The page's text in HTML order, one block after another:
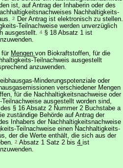
ist, auf Antrag der Inhaberin oder des
Nachhaltigkeits-
2 Der Antrag ist elektronisch zu stellen.
Teilnachweise werden unverzüglich
ausgestellt. 4 § 18 Absatz 1 ist
für Mengen von Biokraftstoffen, für die
Teilnachweis ausgestellt
anzuwenden.
Minderungspotenziale oder
verschiedener Mengen
für die Nachhaltigkeitsnachweise oder
Teilnachweise ausgestellt worden sind,
§ 16 Absatz 2 Nummer 2 Buchstabe a
zuständige Behörde auf Antrag der
Inhabers der Nachhaltigkeitsnachweise
Teilnachweise einen Nachhaltigkeits-
der die Werte enthält, die sich aus der
2 Absatz 1 Satz 2 bis 4 ist